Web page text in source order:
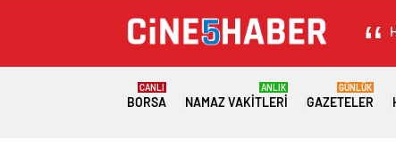
BORSA
CANLI
NAMAZ VAKITLERI
ANLIK
GAZETELER
GÜNLÜK